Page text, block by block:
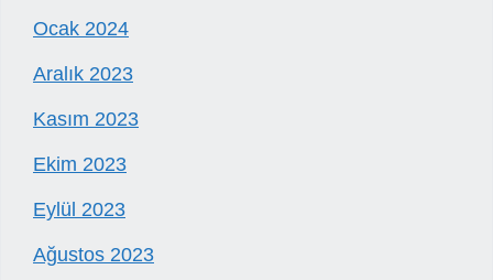
Ocak 2024
Aralık 2023
Kasım 2023
Ekim 2023
Eylül 2023
Ağustos 2023